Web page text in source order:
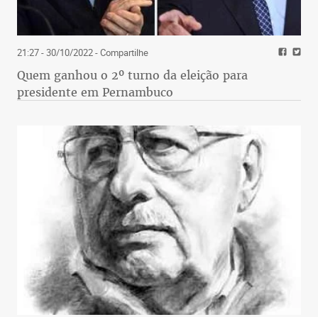
21:27 - 30/10/2022- Compartilhe
Quem ganhou o 2º turno da eleição para
presidente em Pernambuco